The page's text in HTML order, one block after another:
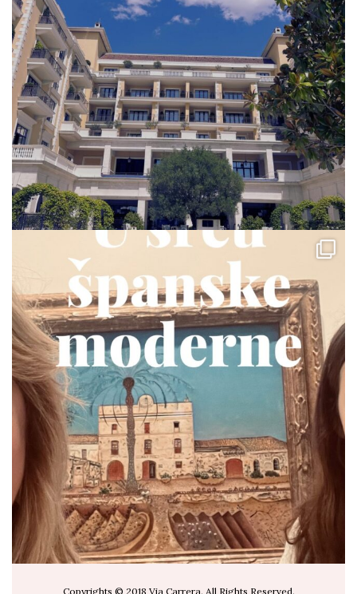
Jul 23
via.carrera
Jul 19
Copyrights © 2018 Via Carrera. All Rights Reserved.